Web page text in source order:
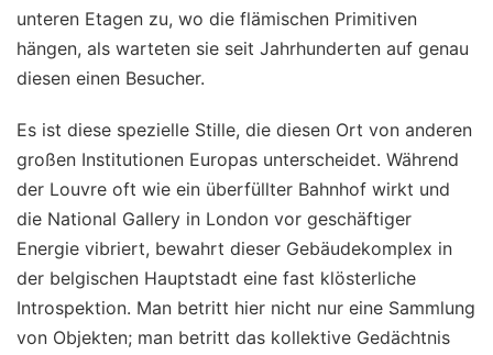
unteren Etagen zu, wo die flämischen Primitiven
hängen, als warteten sie seit Jahrhunderten auf genau
diesen einen Besucher.
Es ist diese spezielle Stille, die diesen Ort von anderen
großen Institutionen Europas unterscheidet. Während
der Louvre oft wie ein überfüllter Bahnhof wirkt und
die National Gallery in London vor geschäftiger
Energie vibriert, bewahrt dieser Gebäudekomplex in
der belgischen Hauptstadt eine fast klösterliche
Introspektion. Man betritt hier nicht nur eine Sammlung
von Objekten; man betritt das kollektive Gedächtnis